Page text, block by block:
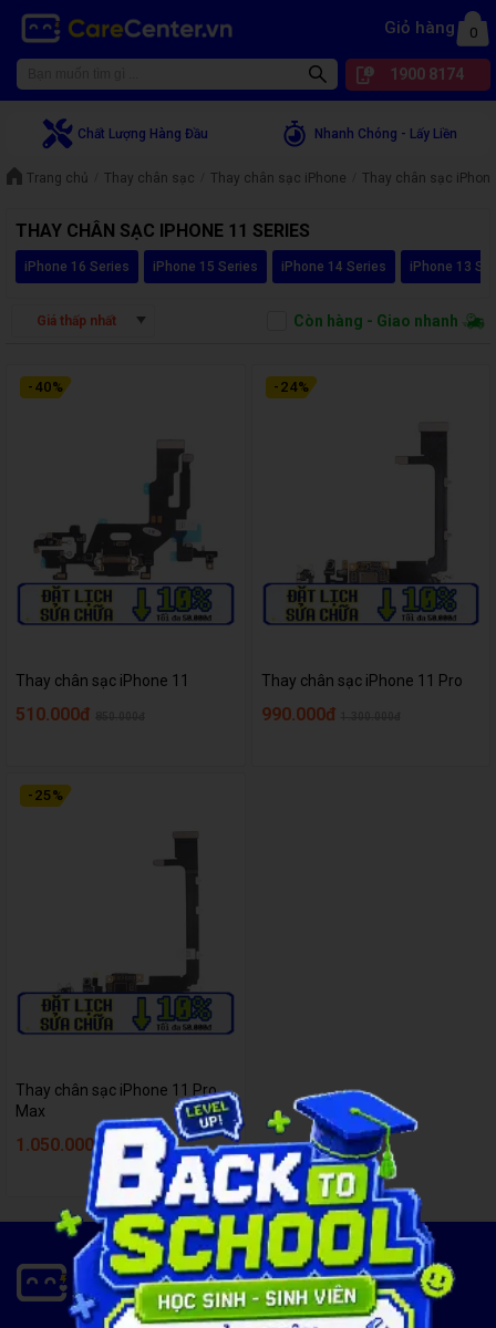
Giỏ hàng 0
1900 8174
Chất Lượng Hàng Đầu Nhanh Chóng - Lấy Liền
Trang chủ Thay chân sạc Thay chân sạc iPhone Thay chân sạc
THAY CHÂN SẠC IPHONE 11 SERIES
iPhone 16 Series iPhone 15 Series iPhone 14 Series iPhone 13
Giá thấp nhất Còn hàng - Giao nhanh
- 40%
Thay chân sạc iPhone 11
510.000đ
- 24%
Thay chân sạc iPhone 11 Pro
990.000đ
- 25%
Thay chân sạc iPhone 11 Pro
Max
1.050.000đ 1.400.000đ